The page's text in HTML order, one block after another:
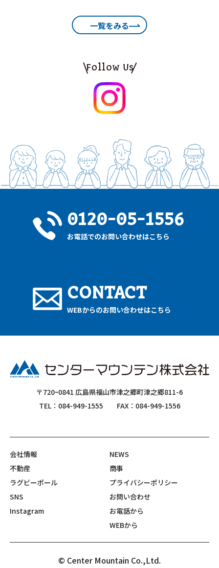
一覧をみる
Follow Us
0120-05-1556
お電話でのお問い合わせはこちら
CONTACT
WEBからのお問い合わせはこちら
〒720ｰ0841 広島県福山市津之郷町津之郷811-6
TEL：084-949-1555
FAX：084-949-1556
会社情報
NEWS
不動産
商事
ラグビーポール
SNS
Instagram
お問い合わせ
お電話から
WEBから
プライバシーポリシー
© Center Mountain Co.,Ltd.